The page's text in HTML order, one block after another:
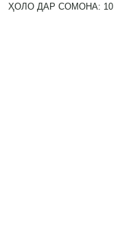
ҲОЛО ДАР СОМОНА: 10